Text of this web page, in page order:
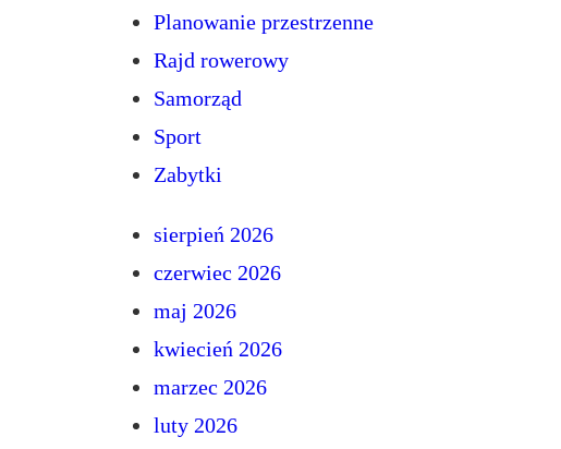
Planowanie przestrzenne
Rajd rowerowy
Samorząd
Sport
Zabytki
sierpień 2026
czerwiec 2026
maj 2026
kwiecień 2026
marzec 2026
luty 2026